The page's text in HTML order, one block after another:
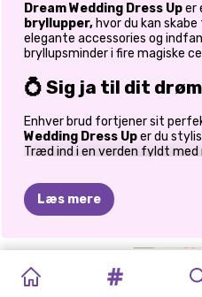
Dream Wedding Dress Uper
bryllupper,hvor du kan
elegante accessories og
bryllupsminder i fire magiske
💍 Sig ja til dit
Enhver brud fortjener sit
Wedding Dress Uper du
Træd ind i en verden fyldt med
skaber betagende brudelooks
bryllupstemaer.
brudeeventyr din kreativitet
med blændende smykker,
elegante frisurer for at
Læs mere
BRYLLUPSFORSLAG
ØDELAGDE
INSTA
MAKEUP:
VINTAGE
GLAM
DRAMA
FOR